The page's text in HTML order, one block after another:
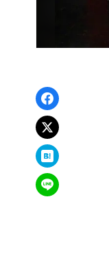
xでポスト
はてなブ
LINEで送る